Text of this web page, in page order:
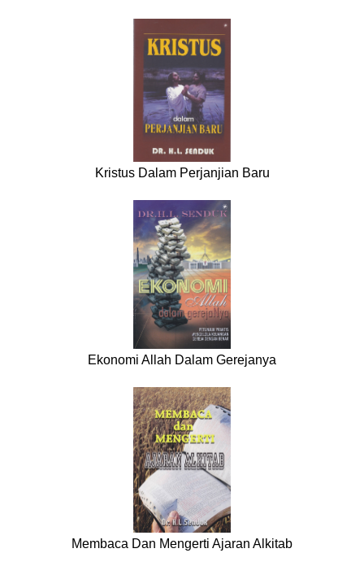
Kristus Dalam Perjanjian Baru
Ekonomi Allah Dalam Gerejanya
Membaca Dan Mengerti Ajaran Alkitab